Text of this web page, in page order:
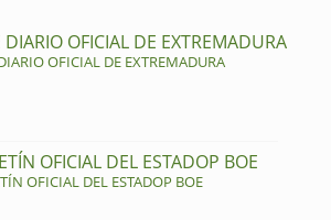
DIARIO OFICIAL DE EXTREMADURA
OFICIAL DE EXTREMADURA
OFICIAL DEL ESTADOP BOE
OFICIAL DEL ESTADOP BOE